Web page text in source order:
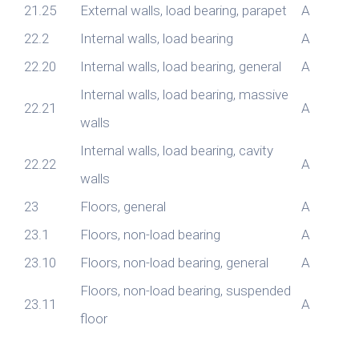
21.25 External walls, load bearing, parapet
A
22.2
Internal walls, load bearing
A
22.20
Internal walls, load bearing, general A
22.21
Internal walls, load bearing, massive
walls
A
22.22
Internal walls, load bearing, cavity
walls
A
23 Floors, general
A
23.1
Floors, non-load bearing
A
23.10
Floors, non-load bearing, general A
23.11
Floors, non-load bearing, suspended
floor
A